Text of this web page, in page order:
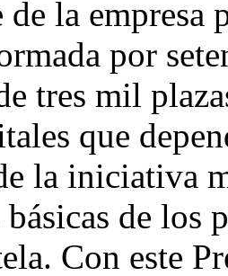
de la
por
tres mil
que
la iniciativa
básicas de los
Con este